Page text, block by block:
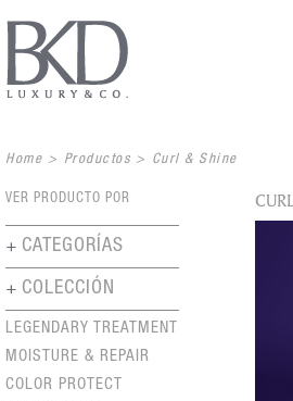
Home > Productos > Curl & Shine
VER PRODUCTO POR
CATEGORÍAS
COLECCIÓN
LEGENDARY TREATMENT
MOISTURE & REPAIR
COLOR PROTECT